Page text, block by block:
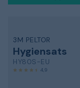
3M PELTOR
Hygiensats
HY80S-EU
4,9